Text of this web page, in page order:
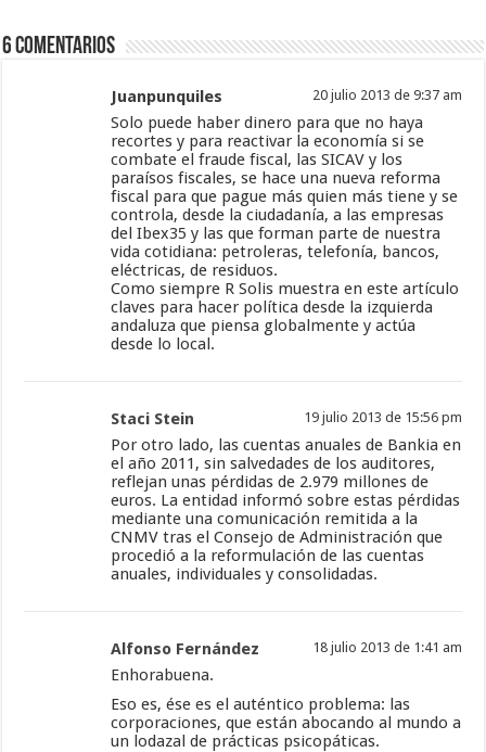
6 Comentarios
Juanpunquiles 20 julio 2013 de 9:37 am
Solo puede haber dinero para que no haya
recortes y para reactivar la economía si se
combate el fraude fiscal, las SICAV y los
paraísos fiscales, se hace una nueva reforma
fiscal para que pague más quien más tiene y se
controla, desde la ciudadanía, a las empresas
del Ibex35 y las que forman parte de nuestra
vida cotidiana: petroleras, telefonía, bancos,
eléctricas, de residuos.
Como siempre R Solis muestra en este artículo
claves para hacer política desde la izquierda
andaluza que piensa globalmente y actúa
desde lo local.
Staci Stein 19 julio 2013 de 15:56 pm
Por otro lado, las cuentas anuales de Bankia en
el año 2011, sin salvedades de los auditores,
reflejan unas pérdidas de 2.979 millones de
euros. La entidad informó sobre estas pérdidas
mediante una comunicación remitida a la
CNMV tras el Consejo de Administración que
procedió a la reformulación de las cuentas
anuales, individuales y consolidadas.
Alfonso Fernández 18 julio 2013 de 1:41 am
Enhorabuena.
Eso es, ése es el auténtico problema: las
corporaciones, que están abocando al mundo a
un lodazal de prácticas psicopáticas.